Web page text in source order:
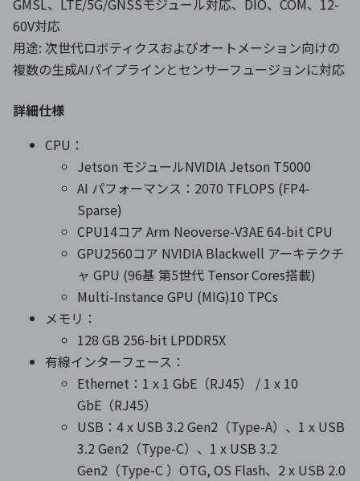
GMSL、LTE/5G/GNSSモジュール対応、DIO、COM、12-
60V対応
用途: 次世代ロボティクスおよびオートメーション向けの
複数の生成AIパイプラインとセンサーフュージョンに対応
詳細仕様
CPU：
Jetson モジュールNVIDIA Jetson T5000
AI パフォーマンス：2070 TFLOPS (FP4-
Sparse)
CPU14コア Arm Neoverse-V3AE 64-bit CPU
GPU2560コア NVIDIA Blackwell アーキテクチ
ャ GPU (96基 第5世代 Tensor Cores搭載)
Multi-Instance GPU (MIG)10 TPCs
メモリ：
128 GB 256-bit LPDDR5X
有線インターフェース：
Ethernet：1 x 1 GbE（RJ45） / 1 x 10
GbE（RJ45）
USB：4 x USB 3.2 Gen2（Type-A）、1 x USB
3.2 Gen2（Type-C）、1 x USB 3.2
Gen2（Type-C ）OTG, OS Flash、2 x USB 2.0